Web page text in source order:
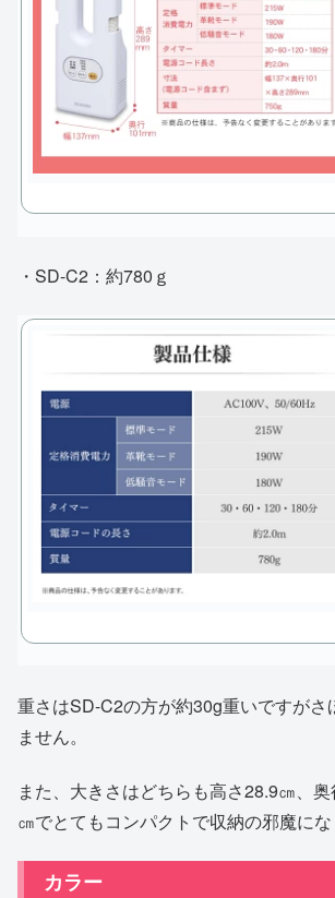
・SD-C2：約780ｇ
重さはSD-C2の方が約30g重いですがさ
ません。
また、大きさはどちらも高さ28.9㎝、
㎝でとてもコンパクトで収納の邪魔にな
カラー